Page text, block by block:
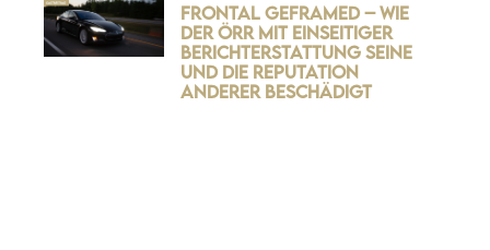
Frontal geframed – Wie
der ÖRR mit einseitiger
Berichterstattung seine
und die Reputation
anderer beschädigt